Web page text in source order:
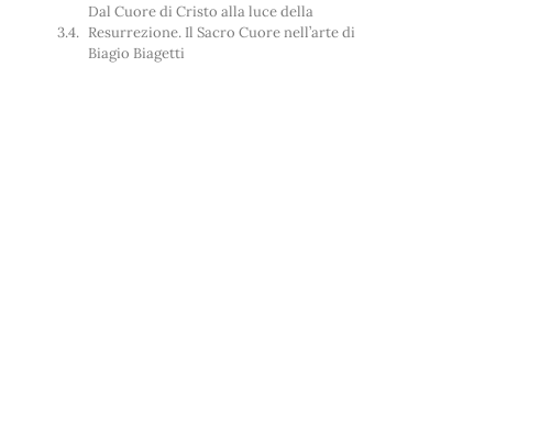
Dal Cuore di Cristo alla luce della
Resurrezione. Il Sacro Cuore nell’arte di
Biagio Biagetti